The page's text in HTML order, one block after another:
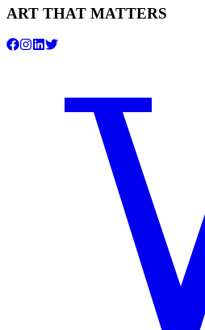
ART THAT MATTERS